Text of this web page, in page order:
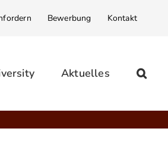
Bewerbung Kontakt
Aktuelles